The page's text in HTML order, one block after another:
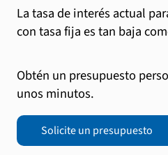
La tasa de interés actual
con tasa fija es tan baja
Obtén un presupuesto
unos minutos.
Solicite un presupuesto